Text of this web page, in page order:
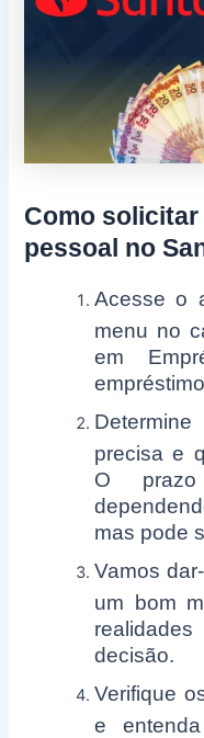
Como
pessoal no
Acesse o
menu no
em
precisa e
O
mas pode
Vamos
um bom
decisão.
Verifique
e